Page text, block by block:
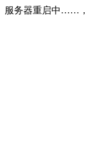
服务器重启中……，